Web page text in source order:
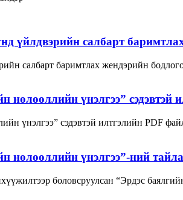
үйлдвэрийн салбарт
салбарт баримтлах жендэрийн
нөлөөллийн үнэлгээ” сэдэвтэй
үнэлгээ” сэдэвтэй илтгэлийн PDF
нөлөөллийн үнэлгээ”-ний
боловсруулсан “Эрдэс